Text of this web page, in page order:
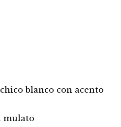
blanco con acento
mulato